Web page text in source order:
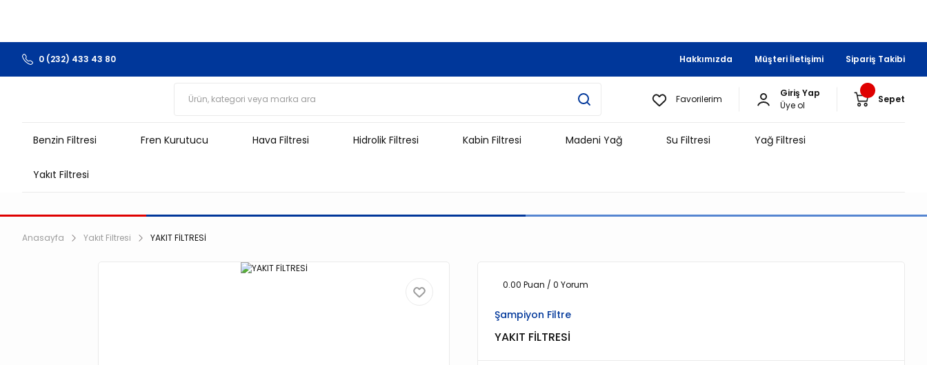
0 (232) 433 43 80 Hakkımızda Müşteri İletişimi Sipariş Takibi
Favorilerim
Giriş Yap
Üye ol
Sepet
Benzin Filtresi Fren Kurutucu Hava Filtresi Hidrolik Filtresi Kabin Filtresi Madeni Yağ Su Filtresi Yağ Filtresi
Yakıt Filtresi
Anasayfa Yakıt Filtresi YAKIT FİLTRESİ
0.00 Puan / 0 Yorum
Şampiyon Filtre
YAKIT FİLTRESİ